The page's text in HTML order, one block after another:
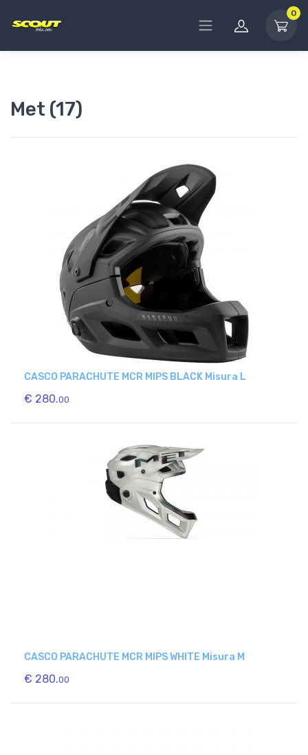
0
Met (17)
CASCO PARACHUTE MCR MIPS BLACK Misura L
€ 280.00
CASCO PARACHUTE MCR MIPS WHITE Misura M
€ 280.00